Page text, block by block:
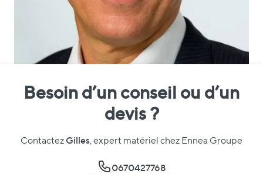
Besoin d’un conseil ou d’un
devis ?
Contactez Gilles, expert matériel chez Ennea Groupe
0670427768